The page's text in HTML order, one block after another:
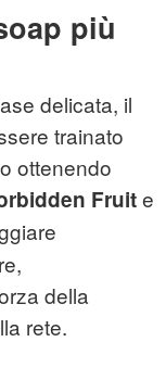
più
delicata, il
trainato
ottenendo
Fruite
della
rete.